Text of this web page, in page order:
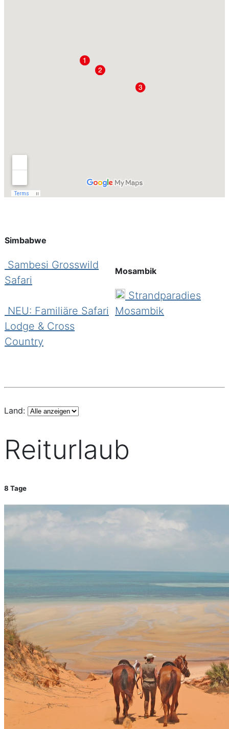
perfekte Destination, um eine wunderschöne
Reitsafari mit Baden und Entspannung zu
verbinden. Die Küste von Mosambik erstreckt
touristisch noch nicht sehr erschlossen und
bietet daher wunderschöne, herrliche
Strände, die noch naturbelassen und vom
Simbabwe
Sambesi Grosswild
Safari
NEU: Familiäre Safari
Lodge & Cross
Country
Mosambik
Strandparadies
Mosambik
Land:
Reiturlaub
8 Tage